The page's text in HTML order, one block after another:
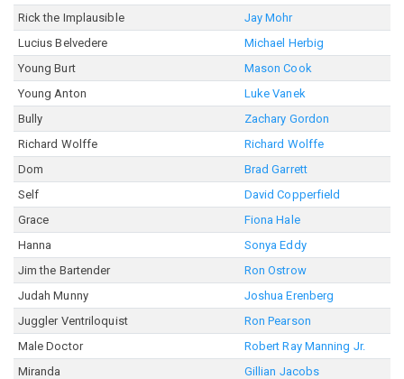
Rick the Implausible
Jay Mohr
Lucius Belvedere
Michael Herbig
Young Burt
Mason Cook
Young Anton
Luke Vanek
Bully
Zachary Gordon
Richard Wolffe
Richard Wolffe
Dom
Brad Garrett
Self
David Copperfield
Grace
Fiona Hale
Hanna
Sonya Eddy
Jim the Bartender
Ron Ostrow
Judah Munny
Joshua Erenberg
Juggler Ventriloquist
Ron Pearson
Male Doctor
Robert Ray Manning Jr.
Miranda
Gillian Jacobs